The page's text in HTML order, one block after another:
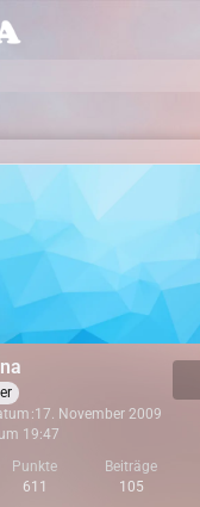
Punkte
611
Beiträge
105
17. November 2009
19:47